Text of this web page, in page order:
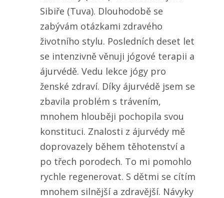
Sibiře (Tuva). Dlouhodobě se
zabývám otázkami zdravého
životního stylu. Posledních deset let
se intenzivně věnuji jógové terapii a
ájurvédě. Vedu lekce jógy pro
ženské zdraví. Díky ájurvédě jsem se
zbavila problém s trávením,
mnohem hlouběji pochopila svou
konstituci. Znalosti z ájurvédy mě
doprovazely během těhotenství a
po třech porodech. To mi pomohlo
rychle regenerovat. S dětmi se cítím
mnohem silnější a zdravější. Návyky